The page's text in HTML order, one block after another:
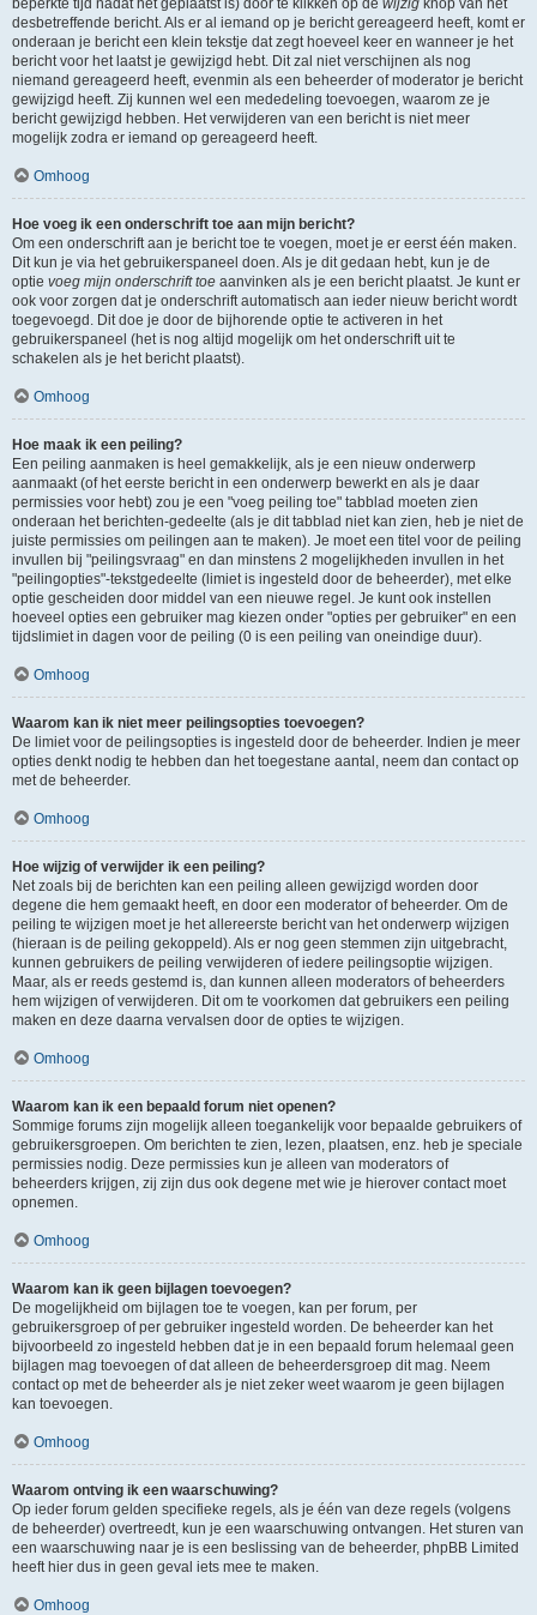
beperkte tijd nadat het geplaatst is) door te klikken op de wijzig knop van het
desbetreffende bericht. Als er al iemand op je bericht gereageerd heeft, komt er
onderaan je bericht een klein tekstje dat zegt hoeveel keer en wanneer je het
bericht voor het laatst je gewijzigd hebt. Dit zal niet verschijnen als nog
niemand gereageerd heeft, evenmin als een beheerder of moderator je bericht
gewijzigd heeft. Zij kunnen wel een mededeling toevoegen, waarom ze je
bericht gewijzigd hebben. Het verwijderen van een bericht is niet meer
mogelijk zodra er iemand op gereageerd heeft.
Omhoog
Hoe voeg ik een onderschrift toe aan mijn bericht?
Om een onderschrift aan je bericht toe te voegen, moet je er eerst één maken.
Dit kun je via het gebruikerspaneel doen. Als je dit gedaan hebt, kun je de
optie voeg mijn onderschrift toe aanvinken als je een bericht plaatst. Je kunt er
ook voor zorgen dat je onderschrift automatisch aan ieder nieuw bericht wordt
toegevoegd. Dit doe je door de bijhorende optie te activeren in het
gebruikerspaneel (het is nog altijd mogelijk om het onderschrift uit te
schakelen als je het bericht plaatst).
Omhoog
Hoe maak ik een peiling?
Een peiling aanmaken is heel gemakkelijk, als je een nieuw onderwerp
aanmaakt (of het eerste bericht in een onderwerp bewerkt en als je daar
permissies voor hebt) zou je een "voeg peiling toe" tabblad moeten zien
onderaan het berichten-gedeelte (als je dit tabblad niet kan zien, heb je niet de
juiste permissies om peilingen aan te maken). Je moet een titel voor de peiling
invullen bij "peilingsvraag" en dan minstens 2 mogelijkheden invullen in het
"peilingopties"-tekstgedeelte (limiet is ingesteld door de beheerder), met elke
optie gescheiden door middel van een nieuwe regel. Je kunt ook instellen
hoeveel opties een gebruiker mag kiezen onder "opties per gebruiker" en een
tijdslimiet in dagen voor de peiling (0 is een peiling van oneindige duur).
Omhoog
Waarom kan ik niet meer peilingsopties toevoegen?
De limiet voor de peilingsopties is ingesteld door de beheerder. Indien je meer
opties denkt nodig te hebben dan het toegestane aantal, neem dan contact op
met de beheerder.
Omhoog
Hoe wijzig of verwijder ik een peiling?
Net zoals bij de berichten kan een peiling alleen gewijzigd worden door
degene die hem gemaakt heeft, en door een moderator of beheerder. Om de
peiling te wijzigen moet je het allereerste bericht van het onderwerp wijzigen
(hieraan is de peiling gekoppeld). Als er nog geen stemmen zijn uitgebracht,
kunnen gebruikers de peiling verwijderen of iedere peilingsoptie wijzigen.
Maar, als er reeds gestemd is, dan kunnen alleen moderators of beheerders
hem wijzigen of verwijderen. Dit om te voorkomen dat gebruikers een peiling
maken en deze daarna vervalsen door de opties te wijzigen.
Omhoog
Waarom kan ik een bepaald forum niet openen?
Sommige forums zijn mogelijk alleen toegankelijk voor bepaalde gebruikers of
gebruikersgroepen. Om berichten te zien, lezen, plaatsen, enz. heb je speciale
permissies nodig. Deze permissies kun je alleen van moderators of
beheerders krijgen, zij zijn dus ook degene met wie je hierover contact moet
opnemen.
Omhoog
Waarom kan ik geen bijlagen toevoegen?
De mogelijkheid om bijlagen toe te voegen, kan per forum, per
gebruikersgroep of per gebruiker ingesteld worden. De beheerder kan het
bijvoorbeeld zo ingesteld hebben dat je in een bepaald forum helemaal geen
bijlagen mag toevoegen of dat alleen de beheerdersgroep dit mag. Neem
contact op met de beheerder als je niet zeker weet waarom je geen bijlagen
kan toevoegen.
Omhoog
Waarom ontving ik een waarschuwing?
Op ieder forum gelden specifieke regels, als je één van deze regels (volgens
de beheerder) overtreedt, kun je een waarschuwing ontvangen. Het sturen van
een waarschuwing naar je is een beslissing van de beheerder, phpBB Limited
heeft hier dus in geen geval iets mee te maken.
Omhoog